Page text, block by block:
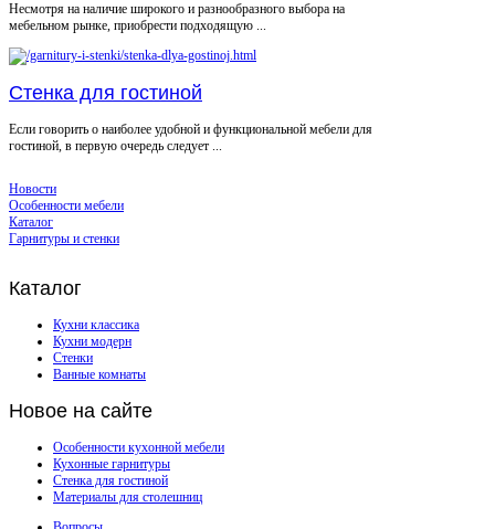
Несмотря на наличие широкого и разнообразного выбора на
мебельном рынке, приобрести подходящую ...
Стенка для гостиной
Если говорить о наиболее удобной и функциональной мебели для
гостиной, в первую очередь следует ...
Новости
Особенности мебели
Каталог
Гарнитуры и стенки
Каталог
Кухни классика
Кухни модерн
Стенки
Ванные комнаты
Новое на сайте
Особенности кухонной мебели
Кухонные гарнитуры
Стенка для гостиной
Материалы для столешниц